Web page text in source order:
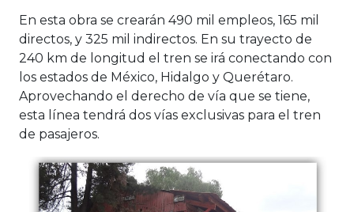
En esta obra se crearán 490 mil empleos, 165 mil
directos, y 325 mil indirectos. En su trayecto de
240 km de longitud el tren se irá conectando con
los estados de México, Hidalgo y Querétaro.
Aprovechando el derecho de vía que se tiene,
esta línea tendrá dos vías exclusivas para el tren
de pasajeros.